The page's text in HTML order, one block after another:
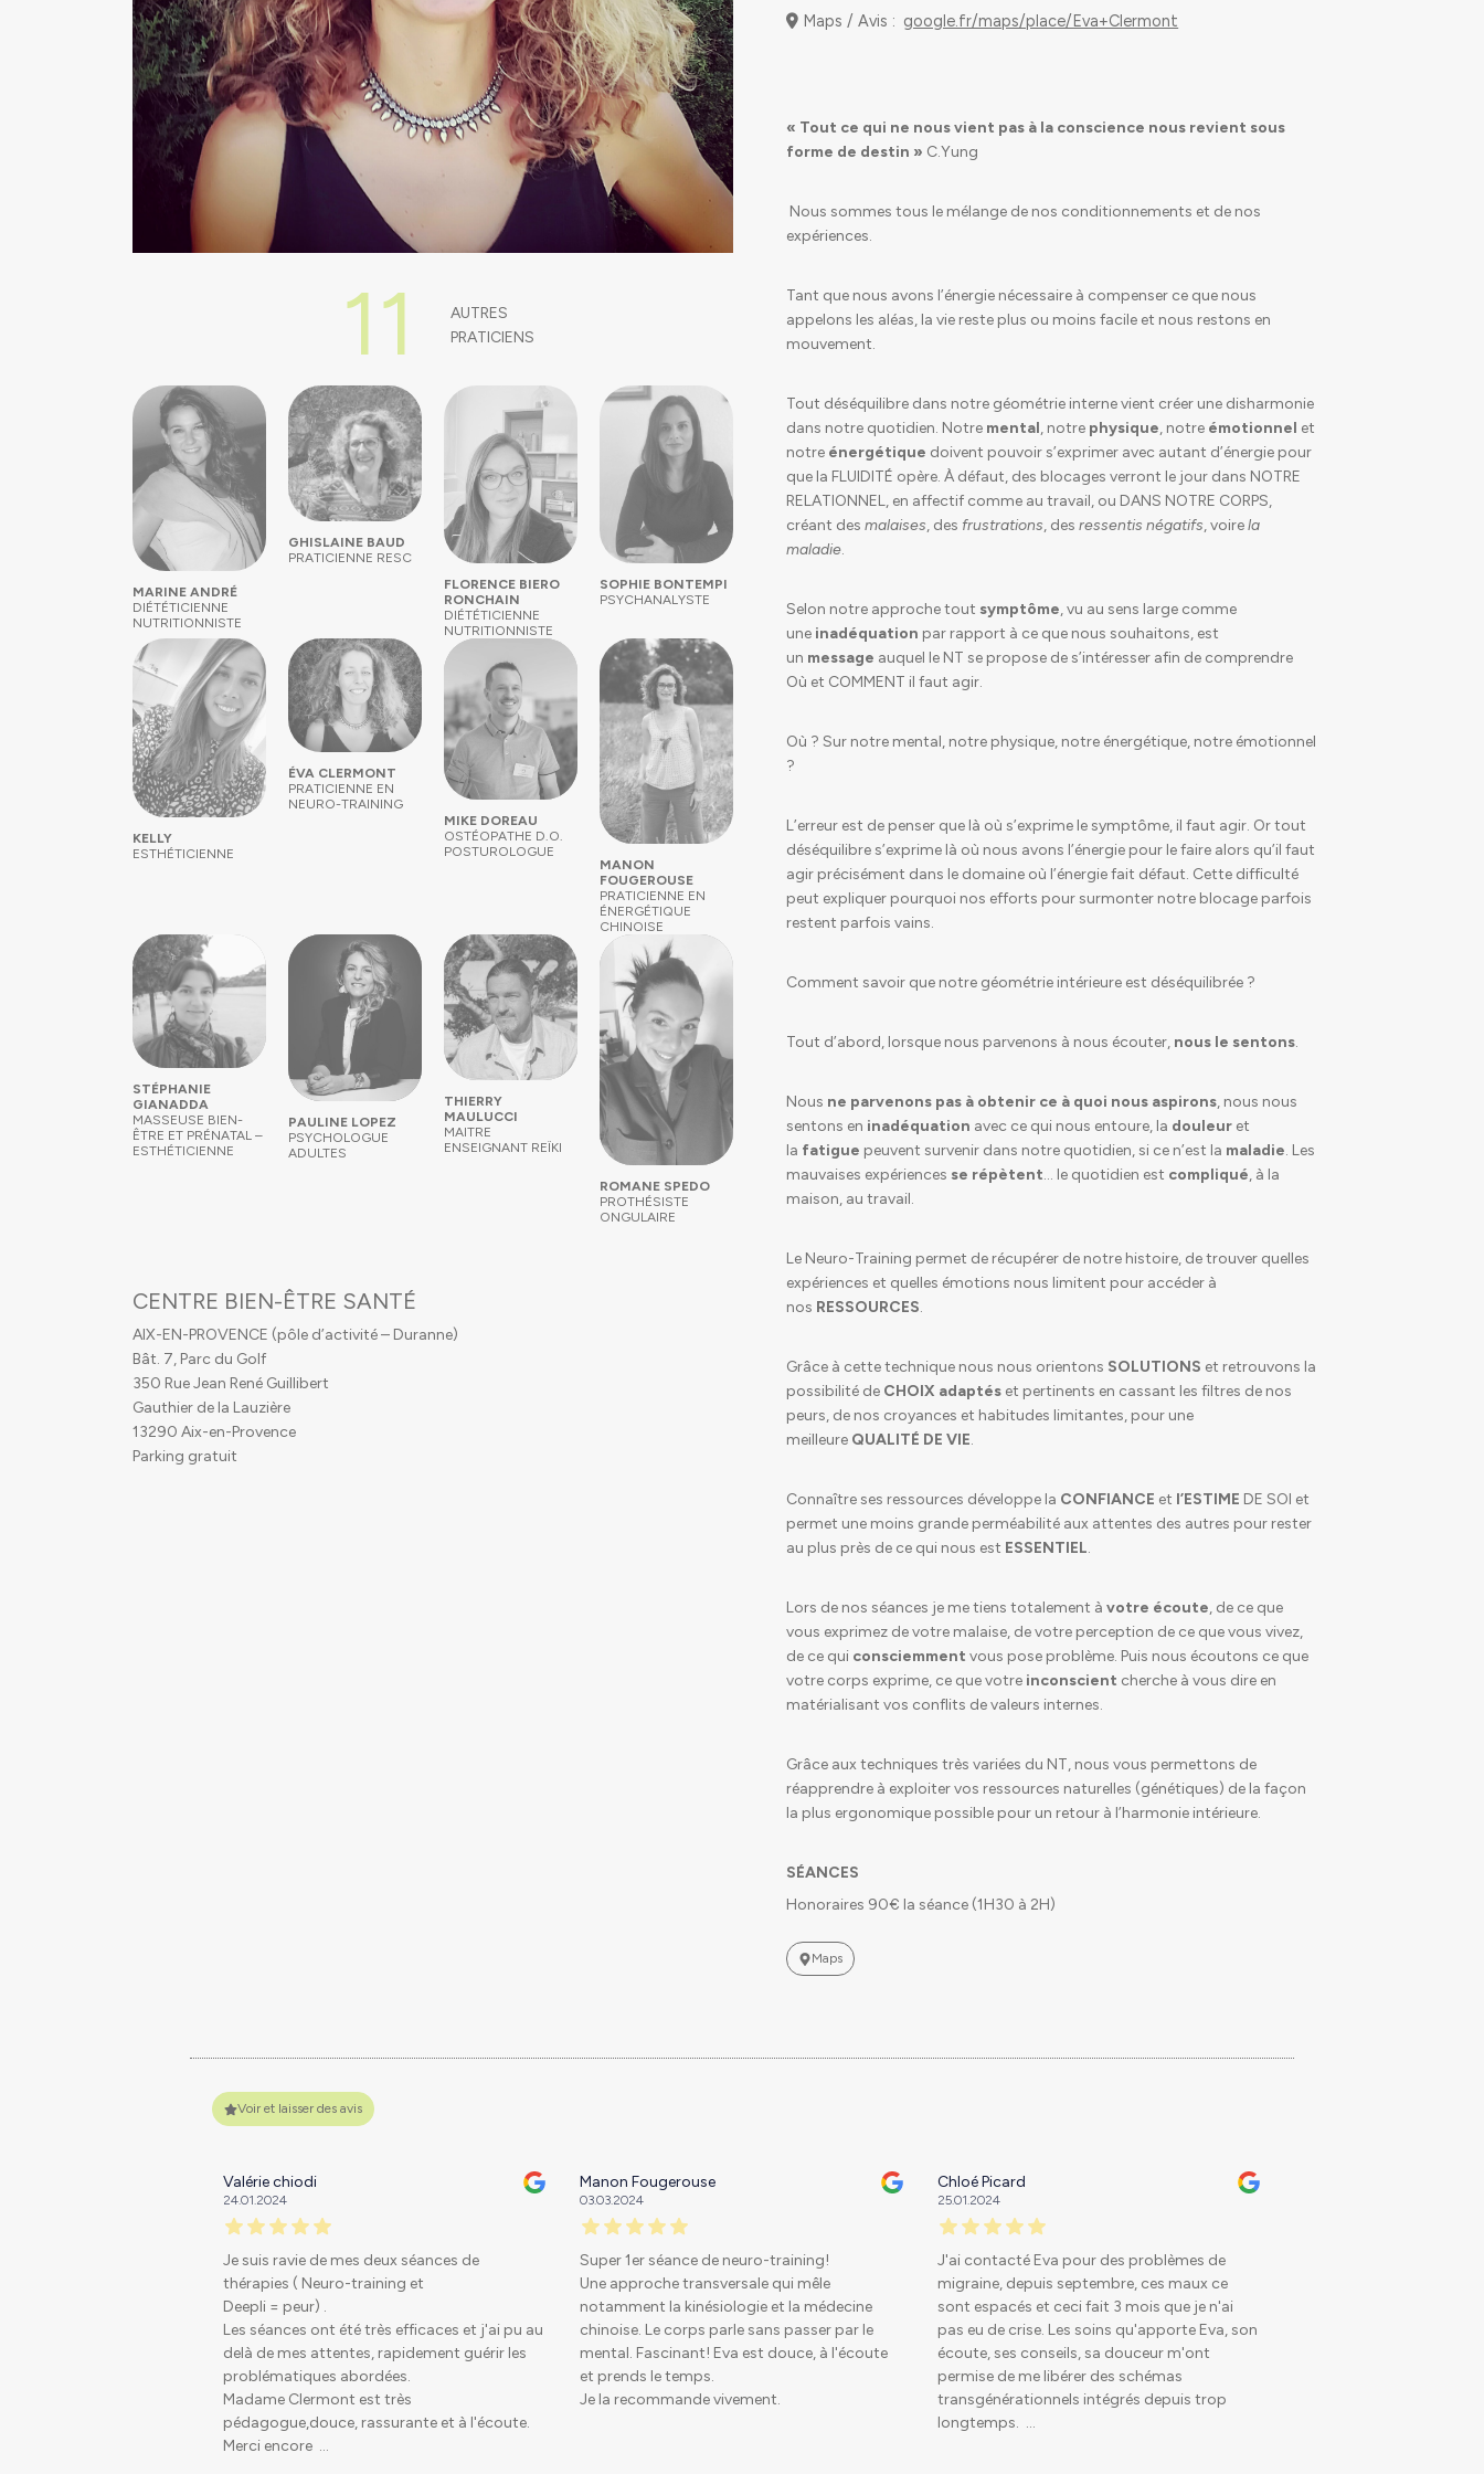
111
AUTRES
PRATICIENS
MARINE ANDRÉ
DIÉTÉTICIENNE
NUTRITIONNISTE
GHISLAINE BAUD
PRATICIENNE RESC
FLORENCE BIERO
RONCHAIN
DIÉTÉTICIENNE
NUTRITIONNISTE
SOPHIE BONTEMPI
PSYCHANALYSTE
KELLY
ESTHÉTICIENNE
ÉVA CLERMONT
PRATICIENNE EN
NEURO-TRAINING
MIKE DOREAU
OSTÉOPATHE D.O.
POSTUROLOGUE
MANON
FOUGEROUSE
PRATICIENNE EN
ÉNERGÉTIQUE
CHINOISE
STÉPHANIE
GIANADDA
MASSEUSE BIEN-
ÊTRE ET PRÉNATAL –
ESTHÉTICIENNE
PAULINE LOPEZ
PSYCHOLOGUE
ADULTES
THIERRY
MAULUCCI
MAITRE
ENSEIGNANT REÏKI
ROMANE SPEDO
PROTHÉSISTE
ONGULAIRE
CENTRE BIEN-ÊTRE SANTÉ
AIX-EN-PROVENCE (pôle d’activité – Duranne)
Bât. 7, Parc du Golf
350 Rue Jean René Guillibert
Gauthier de la Lauzière
13290 Aix-en-Provence
Parking gratuit
Maps / Avis : google.fr/maps/place/Eva+Clermont
« Tout ce qui ne nous vient pas à la conscience nous revient sous
forme de destin » C.Yung
Nous sommes tous le mélange de nos conditionnements et de nos
expériences.
Tant que nous avons l’énergie nécessaire à compenser ce que nous
appelons les aléas, la vie reste plus ou moins facile et nous restons en
mouvement.
Tout déséquilibre dans notre géométrie interne vient créer une disharmonie
dans notre quotidien. Notre mental, notre physique, notre émotionnel et
notre énergétique doivent pouvoir s’exprimer avec autant d’énergie pour
que la FLUIDITÉ opère. À défaut, des blocages verront le jour dans NOTRE
RELATIONNEL, en affectif comme au travail, ou DANS NOTRE CORPS,
créant des malaises, des frustrations, des ressentis négatifs, voirela
maladie.
Selon notre approche tout symptôme, vu au sens large comme
une inadéquation par rapport à ce que nous souhaitons, est
un message auquel le NT se propose de s’intéresser afin de comprendre
Où et COMMENT il faut agir.
Où ? Sur notre mental, notre physique, notre énergétique, notre émotionnel
?
L’erreur est de penser que là où s’exprime le symptôme, il faut agir. Or tout
déséquilibre s’exprime là où nous avons l’énergie pour le faire alors qu’il faut
agir précisément dans le domaine où l’énergie fait défaut. Cette difficulté
peut expliquer pourquoi nos efforts pour surmonter notre blocage parfois
restent parfois vains.
Comment savoir que notre géométrie intérieure est déséquilibrée ?
Tout d’abord, lorsque nous parvenons à nous écouter, nous le sentons.
Nous ne parvenons pas à obtenir ce à quoi nous aspirons, nous nous
sentons en inadéquation avec ce qui nous entoure, la douleur et
la fatigue peuvent survenir dans notre quotidien, si ce n’est la maladie. Les
mauvaises expériences se répètent… le quotidien est compliqué, à la
maison, au travail.
Le Neuro-Training permet de récupérer de notre histoire, de trouver quelles
expériences et quelles émotions nous limitent pour accéder à
nos RESSOURCES.
Grâce à cette technique nous nous orientons SOLUTIONS et retrouvons la
possibilité de CHOIX adaptés et pertinents en cassant les filtres de nos
peurs, de nos croyances et habitudes limitantes, pour une
meilleure QUALITÉ DE VIE.
Connaître ses ressources développe la CONFIANCE et l’ESTIME DE SOI et
permet une moins grande perméabilité aux attentes des autres pour rester
au plus près de ce qui nous est ESSENTIEL.
Lors de nos séances je me tiens totalement à votre écoute, de ce que
vous exprimez de votre malaise, de votre perception de ce que vous vivez,
de ce qui consciemment vous pose problème. Puis nous écoutons ce que
votre corps exprime, ce que votre inconscient cherche à vous dire en
matérialisant vos conflits de valeurs internes.
Grâce aux techniques très variées du NT, nous vous permettons de
réapprendre à exploiter vos ressources naturelles (génétiques) de la façon
la plus ergonomique possible pour un retour à l’harmonie intérieure.
SÉANCES
Honoraires 90€ la séance (1H30 à 2H)
Maps
Voir et laisser des avis
Valérie chiodi
24.01.2024
Je suis ravie de mes deux séances de
thérapies ( Neuro-training et
Deepli = peur) .
Les séances ont été très efficaces et j'ai pu au
delà de mes attentes, rapidement guérir les
problématiques abordées.
Madame Clermont est très
pédagogue,douce, rassurante et à l'écoute.
Merci encore ...
Manon Fougerouse
03.03.2024
Super 1er séance de neuro-training!
Une approche transversale qui mêle
notamment la kinésiologie et la médecine
chinoise. Le corps parle sans passer par le
mental. Fascinant! Eva est douce, à l'écoute
et prends le temps.
Je la recommande vivement.
Chloé Picard
25.01.2024
J'ai contacté Eva pour des problèmes de
migraine, depuis septembre, ces maux ce
sont espacés et ceci fait 3 mois que je n'ai
pas eu de crise. Les soins qu'apporte Eva, son
écoute, ses conseils, sa douceur m'ont
permise de me libérer des schémas
transgénérationnels intégrés depuis trop
longtemps. ...